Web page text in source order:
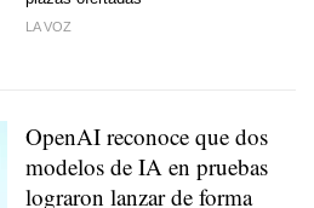
LA VOZ
OpenAI reconoce que dos
modelos de IA en pruebas
lograron lanzar de forma